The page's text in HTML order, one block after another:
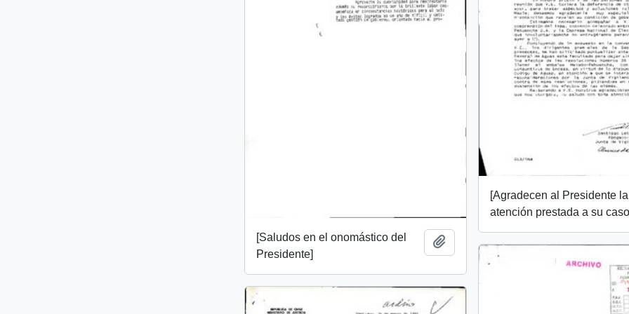
[Agradecen al Presidente la
atención prestada a su
[Saludos en el onomástico del
Presidente]
Add to clipboard